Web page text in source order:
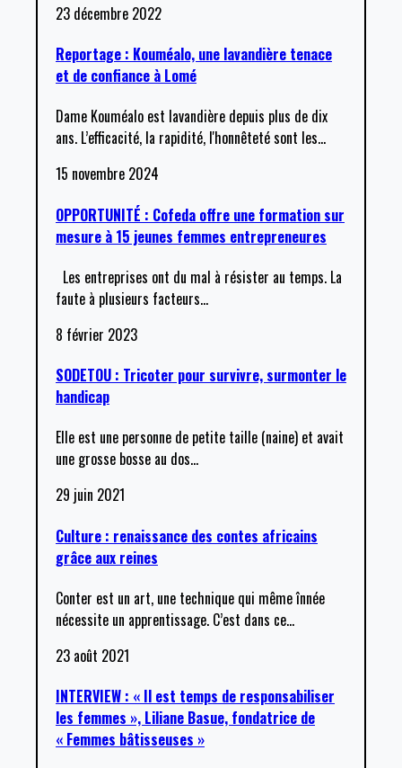
23 décembre 2022
Reportage : Kouméalo, une lavandière tenace
et de confiance à Lomé
Dame Kouméalo est lavandière depuis plus de dix
ans. L’efficacité, la rapidité, l'honnêteté sont les…
15 novembre 2024
OPPORTUNITÉ : Cofeda offre une formation sur
mesure à 15 jeunes femmes entrepreneures
Les entreprises ont du mal à résister au temps. La
faute à plusieurs facteurs…
8 février 2023
SODETOU : Tricoter pour survivre, surmonter le
handicap
Elle est une personne de petite taille (naine) et avait
une grosse bosse au dos…
29 juin 2021
Culture : renaissance des contes africains
grâce aux reines
Conter est un art, une technique qui même înnée
nécessite un apprentissage. C’est dans ce…
23 août 2021
INTERVIEW : « Il est temps de responsabiliser
les femmes », Liliane Basue, fondatrice de
« Femmes bâtisseuses »